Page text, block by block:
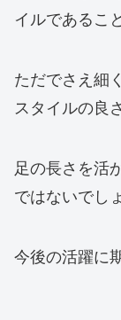
イルであるこ
ただでさえ細
スタイルの良
足の長さを活
ではないでし
今後の活躍に